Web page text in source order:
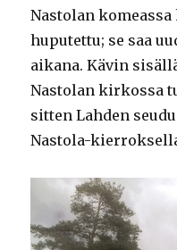
Nastolan
huputettu; se saa
aikana. Kävin
Nastolan kirkossa
sitten Lahden
Nastola-